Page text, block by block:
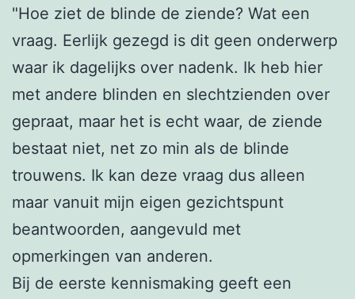
"Hoe ziet de blinde de ziende? Wat een
vraag. Eerlijk gezegd is dit geen onderwerp
waar ik dagelijks over nadenk. Ik heb hier
met andere blinden en slechtzienden over
gepraat, maar het is echt waar, de ziende
bestaat niet, net zo min als de blinde
trouwens. Ik kan deze vraag dus alleen
maar vanuit mijn eigen gezichtspunt
beantwoorden, aangevuld met
opmerkingen van anderen.
Bij de eerste kennismaking geeft een